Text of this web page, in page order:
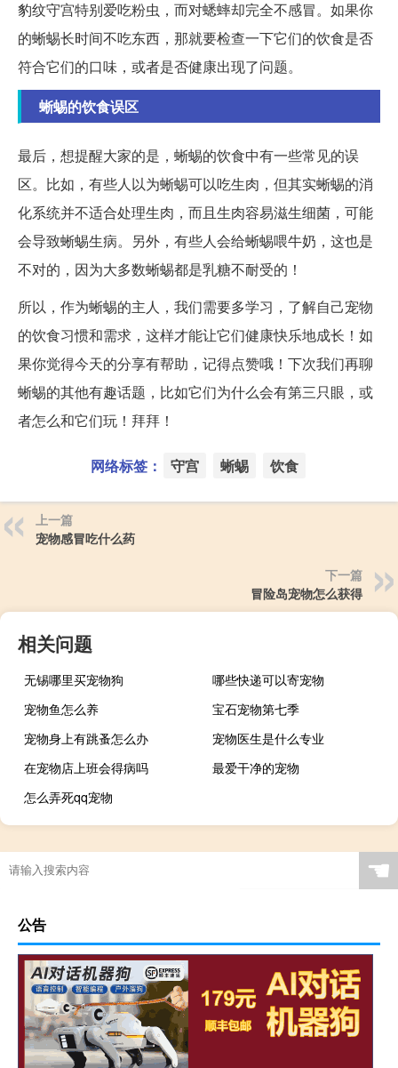
豹纹守宫特别爱吃粉虫，而对蟋蟀却完全不感冒。如果你
的蜥蜴长时间不吃东西，那就要检查一下它们的饮食是否
符合它们的口味，或者是否健康出现了问题。
蜥蜴的饮食误区
最后，想提醒大家的是，蜥蜴的饮食中有一些常见的误
区。比如，有些人以为蜥蜴可以吃生肉，但其实蜥蜴的消
化系统并不适合处理生肉，而且生肉容易滋生细菌，可能
会导致蜥蜴生病。另外，有些人会给蜥蜴喂牛奶，这也是
不对的，因为大多数蜥蜴都是乳糖不耐受的！
所以，作为蜥蜴的主人，我们需要多学习，了解自己宠物
的饮食习惯和需求，这样才能让它们健康快乐地成长！如
果你觉得今天的分享有帮助，记得点赞哦！下次我们再聊
蜥蜴的其他有趣话题，比如它们为什么会有第三只眼，或
者怎么和它们玩！拜拜！
网络标签： 守宫 蜥蜴 饮食
上一篇
宠物感冒吃什么药
下一篇
冒险岛宠物怎么获得
相关问题
无锡哪里买宠物狗
哪些快递可以寄宠物
宠物鱼怎么养
宝石宠物第七季
宠物身上有跳蚤怎么办
宠物医生是什么专业
在宠物店上班会得病吗
最爱干净的宠物
怎么弄死qq宠物
☚
公告